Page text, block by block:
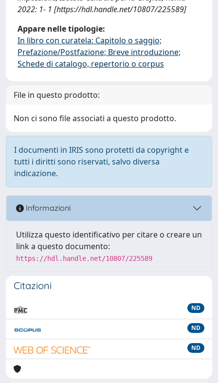
2022: 1- 1 [https://hdl.handle.net/10807/225589]
Appare nelle tipologie:
In libro con curatela: Capitolo o saggio;
Prefazione/Postfazione; Breve introduzione;
Schede di catalogo, repertorio o corpus
File in questo prodotto:
Non ci sono file associati a questo prodotto.
I documenti in IRIS sono protetti da copyright e
tutti i diritti sono riservati, salvo diversa
indicazione.
Informazioni
Utilizza questo identificativo per citare o creare un
link a questo documento:
https://hdl.handle.net/10807/225589
Citazioni
ND
ND
ND